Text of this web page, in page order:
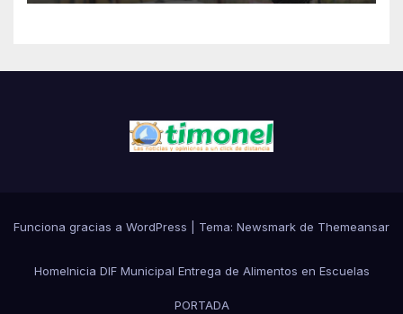
Funciona gracias a WordPress Tema: Newsmark de Themeansar
HomeInicia DIF Municipal Entrega de Alimentos en Escuelas
PORTADA